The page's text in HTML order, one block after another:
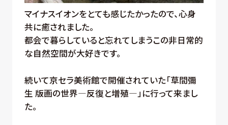
マイナスイオンをとても感じたかったので、心身
共に癒されました。
都会で暮らしていると忘れてしまうこの非日常的
な自然空間が大好きです。
続いて京セラ美術館で開催されていた「草間彌
生 版画の世界―反復と増殖―」に行って来まし
た。